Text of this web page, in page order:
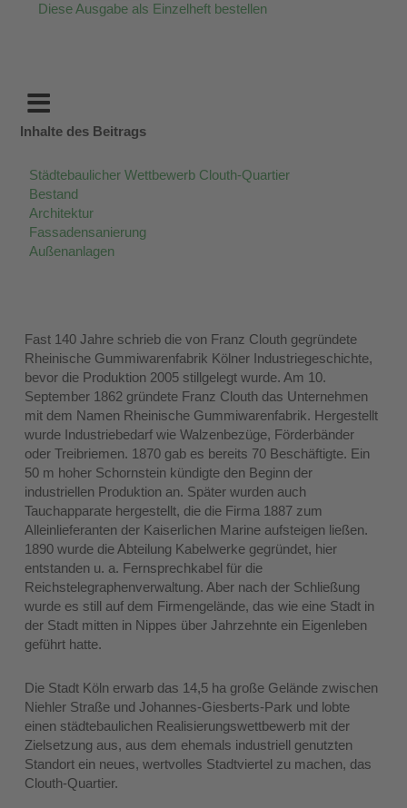
Diese Ausgabe als Einzelheft bestellen
Inhalte des Beitrags
Städtebaulicher Wettbewerb Clouth-Quartier
Bestand
Architektur
Fassadensanierung
Außenanlagen
Fast 140 Jahre schrieb die von Franz Clouth gegründete
Rheinische Gummiwarenfabrik Kölner Industriegeschichte,
bevor die Produktion 2005 stillgelegt wurde. Am 10.
September 1862 gründete Franz Clouth das Unternehmen
mit dem Namen Rheinische Gummiwarenfabrik. Hergestellt
wurde Industriebedarf wie Walzenbezüge, Förderbänder
oder Treibriemen. 1870 gab es bereits 70 Beschäftigte. Ein
50 m hoher Schornstein kündigte den Beginn der
industriellen Produktion an. Später wurden auch
Tauchapparate hergestellt, die die Firma 1887 zum
Alleinlieferanten der Kaiserlichen Marine aufsteigen ließen.
1890 wurde die Abteilung Kabelwerke gegründet, hier
entstanden u. a. Fernsprechkabel für die
Reichstelegraphenverwaltung. Aber nach der Schließung
wurde es still auf dem Firmengelände, das wie eine Stadt in
der Stadt mitten in Nippes über Jahrzehnte ein Eigenleben
geführt hatte.
Die Stadt Köln erwarb das 14,5 ha große Gelände zwischen
Niehler Straße und Johannes-Giesberts-Park und lobte
einen städtebaulichen Realisierungswettbewerb mit der
Zielsetzung aus, aus dem ehemals industriell genutzten
Standort ein neues, wertvolles Stadtviertel zu machen, das
Clouth-Quartier.